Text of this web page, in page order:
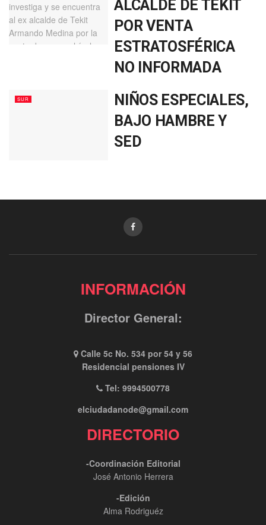
ALCALDE DE TEKIT
POR VENTA
ESTRATOSFÉRICA
NO INFORMADA
SUR
NIÑOS ESPECIALES,
BAJO HAMBRE Y
SED
INFORMACIÓN
Director General:
Calle 5c No. 534 por 54 y 56
Residencial pensiones IV
Tel: 9994500778
elciudadanode@gmail.com
DIRECTORIO
-Coordinación Editorial
José Antonio Herrera
-Edición
Alma Rodriguéz